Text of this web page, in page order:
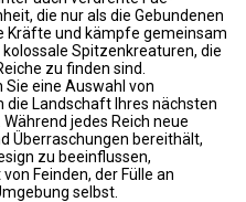
die nur als die Gebundenen
Kräfte und kämpfe gemeinsam
Spitzenkreaturen, die
zu finden sind.
eine Auswahl von
Landschaft Ihres nächsten
jedes Reich neue
Überraschungen bereithält,
zu beeinflussen,
Feinden, der Fülle an
selbst.